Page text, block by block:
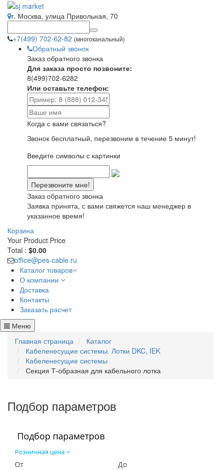
г. Москва, улица Привольная, 70
+7(499) 702-62-82 (многоканальный)
Обратный звонок
Заказ обратного звонка
Для заказа просто позвоните:
8(499)702-6282
Или оставьте телефон:
Когда с вами связаться?
Звонок бесплатный, перезвоним в течение 5 минут!
Введите символы с картинки
Заказ обратного звонка
Заявка принята, с вами свяжется наш менеджер в
указанное время!
Корзина
Your Product Price
Total : $0.00
office@pes-cable.ru
Каталог товаров
О компании
Доставка
Контакты
Заказать расчет
Меню
Главная страница
Каталог
Кабеленесущие системы. Лотки DKC, IEK
Кабеленесущие системы
Секция Т-образная для кабельного лотка
Подбор параметров
Подбор параметров
Розничная цена
От До